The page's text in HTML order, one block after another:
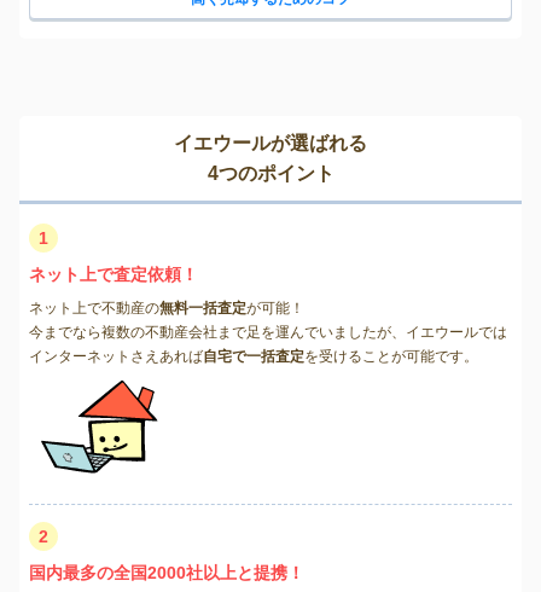
イエウールが選ばれる
4つのポイント
1
ネット上で査定依頼！
ネット上で不動産の無料一括査定が可能！
今までなら複数の不動産会社まで足を運んでいましたが、イエウールでは
インターネットさえあれば自宅で一括査定を受けることが可能です。
2
国内最多の全国2000社以上と提携！